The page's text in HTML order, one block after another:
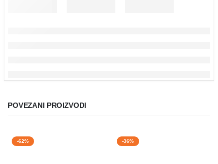
POVEZANI PROIZVODI
-62% -36%